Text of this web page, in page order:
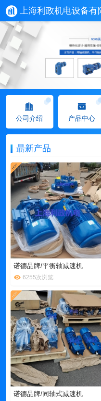
上海利政机电设备有
公司介绍 产品中心
朂新产品
诺德品牌/平衡轴减速机
6255次浏览
诺德品牌/同轴式减速机